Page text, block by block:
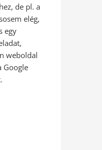
de pl. a
elég,
egy
weboldal
Google